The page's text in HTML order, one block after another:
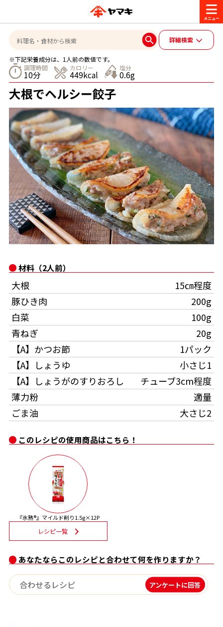
商品情報
ブランド一覧
ヤマキ『めんつゆ』 ヤマキ 割烹白だし
旨さ、別格。だし屋の鍋 韓福善シリーズ
楽チン屋®
レシピ
おいしいレシピを探す
おいしいレシピトップ
主食レシピ
主菜レシピ
汁物レシピ
おいしいレシピを商品から探す
かつお節レシピ
めんつゆレシピ
割烹白だしレシピ
レシピ特設サイト
割烹白だしレシピ特集
だし巻き卵特集
かつおだしが決め手！簡単茶碗蒸し
かつお節・だしを楽しむ
かつお節・だしを知る
だしの取り方
かつお節の削り方
かつお節・だしをもっと知る
かつお節・だしを楽しむ
だしコミュ
CM・キャンペーン
キャンペーン一覧
企業・採用情報
企業情報
- 百年対話
採用情報
- ジョブリターン制
お問い合わせ
ヤマキお客様相談室
オンラインショップ
Global
詳細検索
※下記栄養成分は、1人前の数値です。
調理時間
10分
カロリー
449kcal
塩分
0.6g
大根でヘルシー餃子
このレシピの使用商品はこちら！
『氷熟®』マイルド削り1.5g×12P
レシピ一覧
あなたならこのレシピと合わせて何を作りますか？
アンケートに回答
材料（2人前）
大根
15㎝程度
豚ひき肉
200g
白菜
100g
青ねぎ
20g
【A】かつお節
1パック
【A】しょうゆ
小さじ1
【A】しょうがのすりおろし
チューブ3cm程度
薄力粉
適量
ごま油
大さじ2